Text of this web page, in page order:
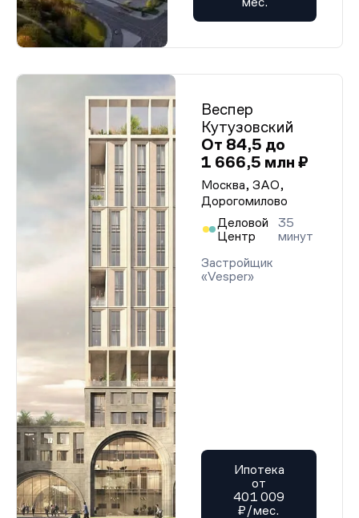
Веспер
Кутузовский
От 84,5 до
1 666,5 млн ₽
Москва, ЗАО,
Дорогомилово
Деловой
Центр
35
минут
Застройщик
«Vesper»
Ипотека
от
401 009
₽/мес.